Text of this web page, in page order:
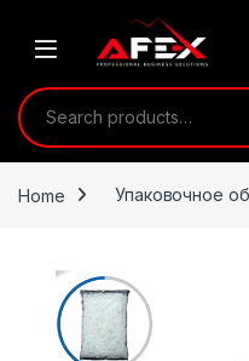
Search for:
Home Упаковочное